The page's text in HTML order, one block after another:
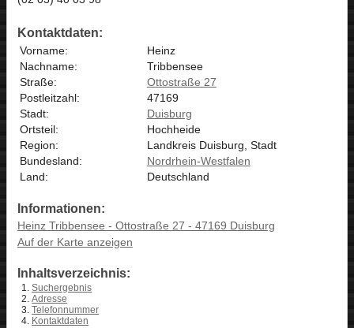
Kontaktdaten:
Vorname:
Heinz
Nachname:
Tribbensee
Straße:
Ottostraße 27
Postleitzahl:
47169
Stadt:
Duisburg
Ortsteil:
Hochheide
Region:
Landkreis Duisburg, Stadt
Bundesland:
Nordrhein-Westfalen
Land:
Deutschland
Informationen:
Heinz Tribbensee - Ottostraße 27 - 47169 Duisburg
Auf der Karte anzeigen
Inhaltsverzeichnis:
Suchergebnis
Adresse
Telefonnummer
Kontaktdaten